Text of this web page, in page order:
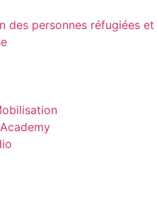
des personnes réfugiées et